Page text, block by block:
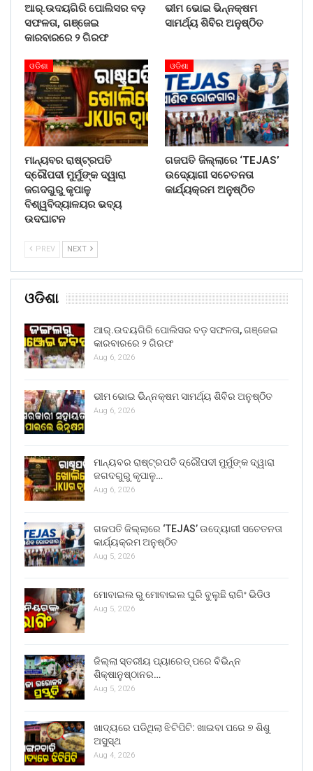
ଆର୍.ଉଦୟଗିରି ପୋଲିସର ବଡ଼
ସଫଳତା, ଗଞ୍ଜେଇ
କାରବାରରେ ୨ ଗିରଫ
ଭୀମ ଭୋଇ ଭିନ୍ନକ୍ଷମ
ସାମର୍ଥ୍ୟ ଶିବିର ଅନୁଷ୍ଠିତ
ଓଡିଶା
ମାନ୍ୟବର ରାଷ୍ଟ୍ରପତି
ଦ୍ରୌପଦୀ ମୁର୍ମୁଙ୍କ ଦ୍ୱାରା
ଜଗଦଗୁରୁ କୃପାଳୁ
ବିଶ୍ୱବିଦ୍ୟାଳୟର ଭବ୍ୟ
ଉଦଘାଟନ
ଓଡିଶା
ଗଜପତି ଜିଲ୍ଲାରେ ‘TEJAS’
ଉଦ୍ୟୋଗୀ ସଚେତନତା
କାର୍ଯ୍ୟକ୍ରମ ଅନୁଷ୍ଠିତ
PREV NEXT
ଓଡିଶା
ଆର୍.ଉଦୟଗିରି ପୋଲିସର ବଡ଼ ସଫଳତା, ଗଞ୍ଜେଇ
କାରବାରରେ ୨ ଗିରଫ
Aug 6, 2026
ଭୀମ ଭୋଇ ଭିନ୍ନକ୍ଷମ ସାମର୍ଥ୍ୟ ଶିବିର ଅନୁଷ୍ଠିତ
Aug 6, 2026
ମାନ୍ୟବର ରାଷ୍ଟ୍ରପତି ଦ୍ରୌପଦୀ ମୁର୍ମୁଙ୍କ ଦ୍ୱାରା
ଜଗଦଗୁରୁ କୃପାଳୁ…
Aug 6, 2026
ଗଜପତି ଜିଲ୍ଲାରେ ‘TEJAS’ ଉଦ୍ୟୋଗୀ ସଚେତନତା
କାର୍ଯ୍ୟକ୍ରମ ଅନୁଷ୍ଠିତ
Aug 5, 2026
ମୋବାଇଲ ରୁ ମୋବାଇଲ ଘୁରି ବୁଲୁଛି ରାଗିଂ ଭିଡିଓ
Aug 5, 2026
ଜିଲ୍ଲା ସ୍ତରୀୟ ପ୍ୟାରେଡ୍ ପରେ ବିଭିନ୍ନ
ଶିକ୍ଷାନୁଷ୍ଠାନର…
Aug 5, 2026
ଖାଦ୍ୟରେ ପଡିଥିଲା ଝିଟିପିଟି: ଖାଇବା ପରେ ୭ ଶିଶୁ
ଅସୁସ୍ଥ
Aug 4, 2026